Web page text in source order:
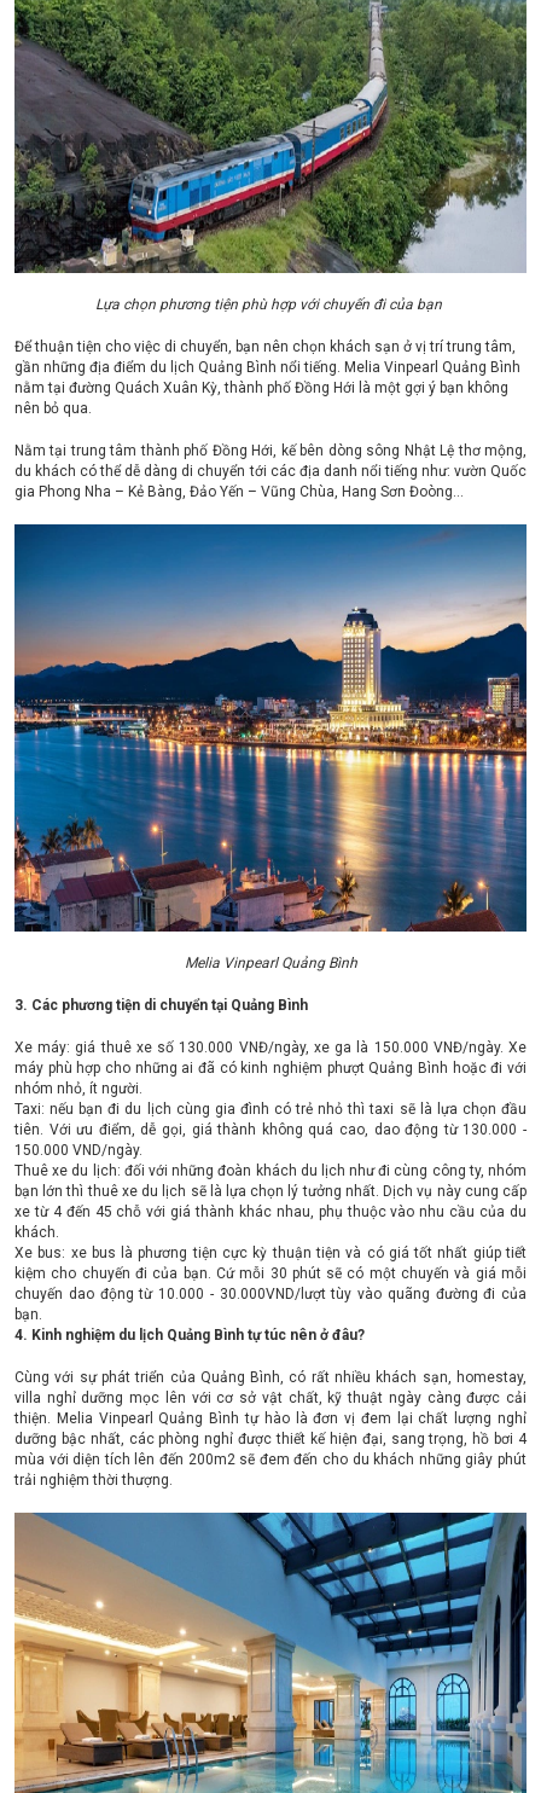
Lựa chọn phương tiện phù hợp với chuyến đi của bạn
Để thuận tiện cho việc di chuyển, bạn nên chọn khách sạn ở vị trí trung tâm,
gần những địa điểm du lịch Quảng Bình nổi tiếng. Melia Vinpearl Quảng Bình
nằm tại đường Quách Xuân Kỳ, thành phố Đồng Hới là một gợi ý bạn không
nên bỏ qua.
Nằm tại trung tâm thành phố Đồng Hới, kế bên dòng sông Nhật Lệ thơ mộng,
du khách có thể dễ dàng di chuyển tới các địa danh nổi tiếng như: vườn Quốc
gia Phong Nha – Kẻ Bàng, Đảo Yến – Vũng Chùa, Hang Sơn Đoòng…
Melia Vinpearl Quảng Bình
3. Các phương tiện di chuyển tại Quảng Bình
Xe máy: giá thuê xe số 130.000 VNĐ/ngày, xe ga là 150.000 VNĐ/ngày. Xe
máy phù hợp cho những ai đã có kinh nghiệm phượt Quảng Bình hoặc đi với
nhóm nhỏ, ít người.
Taxi: nếu bạn đi du lịch cùng gia đình có trẻ nhỏ thì taxi sẽ là lựa chọn đầu
tiên. Với ưu điểm, dễ gọi, giá thành không quá cao, dao động từ 130.000 -
150.000 VND/ngày.
Thuê xe du lịch: đối với những đoàn khách du lịch như đi cùng công ty, nhóm
bạn lớn thì thuê xe du lịch sẽ là lựa chọn lý tưởng nhất. Dịch vụ này cung cấp
xe từ 4 đến 45 chỗ với giá thành khác nhau, phụ thuộc vào nhu cầu của du
khách.
Xe bus: xe bus là phương tiện cực kỳ thuận tiện và có giá tốt nhất giúp tiết
kiệm cho chuyến đi của bạn. Cứ mỗi 30 phút sẽ có một chuyến và giá mỗi
chuyến dao động từ 10.000 - 30.000VND/lượt tùy vào quãng đường đi của
bạn.
4. Kinh nghiệm du lịch Quảng Bình tự túc nên ở đâu?
Cùng với sự phát triển của Quảng Bình, có rất nhiều khách sạn, homestay,
villa nghỉ dưỡng mọc lên với cơ sở vật chất, kỹ thuật ngày càng được cải
thiện. Melia Vinpearl Quảng Bình tự hào là đơn vị đem lại chất lượng nghỉ
dưỡng bậc nhất, các phòng nghỉ được thiết kế hiện đại, sang trọng, hồ bơi 4
mùa với diện tích lên đến 200m2 sẽ đem đến cho du khách những giây phút
trải nghiệm thời thượng.